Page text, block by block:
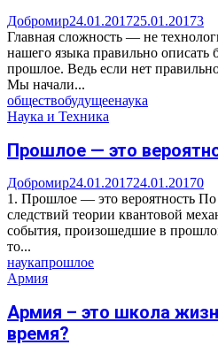
Добромир24.01.201725.01.20173
Главная сложность — не
нашего языка правильно описать
прошлое. Ведь если нет
Мы начали...
обществобудущеенаука
Наука и Техника
Прошлое — это
Добромир24.01.201724.01.20170
1. Прошлое — это вероятность
следствий теории квантовой
события, произошедшие в
то...
наукапрошлое
Армия
Армия – это школа
время?